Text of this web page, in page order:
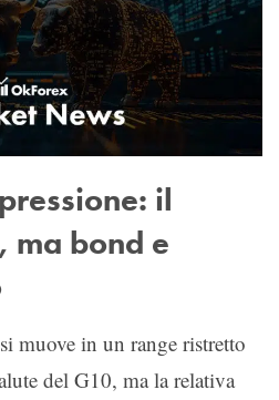
il
ma bond e
si muove in un range ristretto
del G10, ma la relativa